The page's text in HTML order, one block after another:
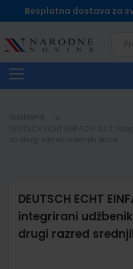
Besplatna dostava za
Naslovna
DEUTSCH ECHT
integrirani
drugi razred